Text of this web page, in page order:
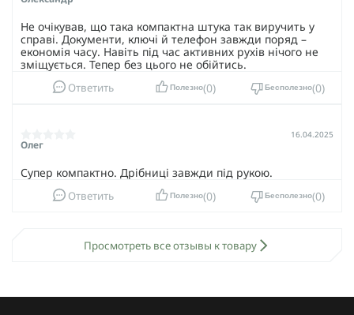
Не очікував, що така компактна штука так виручить у
справі. Документи, ключі й телефон завжди поряд –
економія часу. Навіть під час активних рухів нічого не
зміщується. Тепер без цього не обійтись.
Ответить Полезно 0 Бесполезно 0
Олег
16.04.2025
Супер компактно. Дрібниці завжди під рукою.
Ответить Полезно 0 Бесполезно 0
Просмотреть все отзывы к товару